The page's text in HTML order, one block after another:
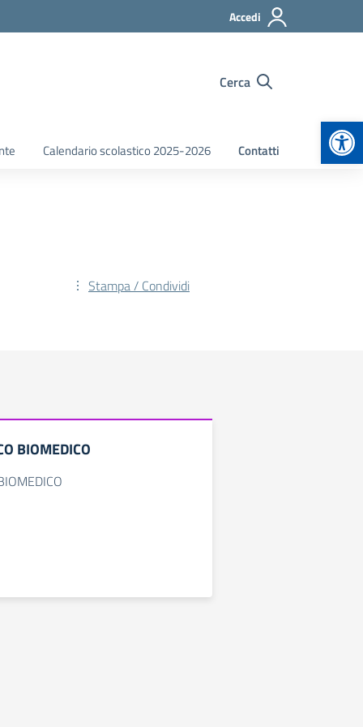
Accedi
Cerca
Calendario scolastico 2025-2026 Contatti
Stampa / Condividi
BIOMEDICO